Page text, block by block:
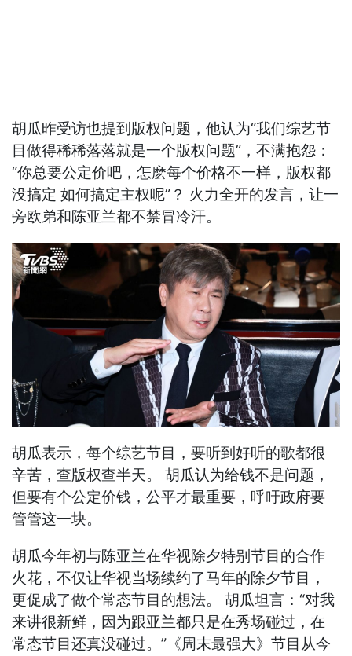
胡瓜昨受访也提到版权问题，他认为“我们综艺节
目做得稀稀落落就是一个版权问题”，不满抱怨：
“你总要公定价吧，怎麽每个价格不一样，版权都
没搞定 如何搞定主权呢”？ 火力全开的发言，让一
旁欧弟和陈亚兰都不禁冒冷汗。
胡瓜表示，每个综艺节目，要听到好听的歌都很
辛苦，查版权查半天。 胡瓜认为给钱不是问题，
但要有个公定价钱，公平才最重要，呼吁政府要
管管这一块。
胡瓜今年初与陈亚兰在华视除夕特别节目的合作
火花，不仅让华视当场续约了马年的除夕节目，
更促成了做个常态节目的想法。 胡瓜坦言：“对我
来讲很新鲜，因为跟亚兰都只是在秀场碰过，在
常态节目还真没碰过。”《周末最强大》节目从今